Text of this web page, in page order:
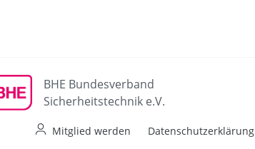
BHE Bundesverband
Sicherheitstechnik e.V.
Mitglied werden Datenschutzerklärung